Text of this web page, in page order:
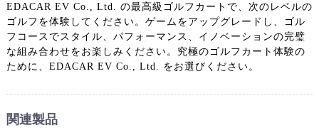
EDACAR EV Co., Ltd. の最高級ゴルフカートで、次のレベルの
ゴルフを体験してください。ゲームをアップグレードし、ゴル
フコースでスタイル、パフォーマンス、イノベーションの完璧
な組み合わせをお楽しみください。究極のゴルフカート体験の
ために、EDACAR EV Co., Ltd. をお選びください。
関連製品